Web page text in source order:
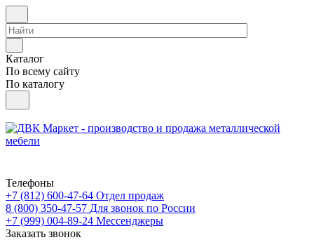
Каталог
По всему сайту
По каталогу
Телефоны
+7 (812) 600-47-64 Отдел продаж
8 (800) 350-47-57 Для звонок по России
+7 (999) 004-89-24 Мессенджеры
Заказать звонок